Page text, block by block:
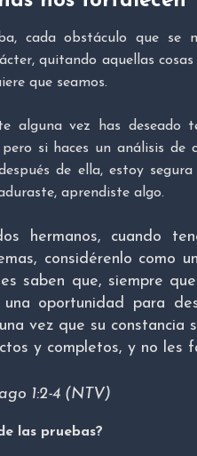
cada obstáculo que se
quitando aquellas
que seamos.
alguna vez has
pero si haces un análisis de
de ella, estoy
aprendiste algo.
hermanos, cuando
considérenlo como
saben que, siempre
oportunidad para
vez que su constancia
y completos, y no les
1:2-4 (NTV)
las pruebas?